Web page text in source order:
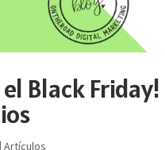
Black
|Artículos